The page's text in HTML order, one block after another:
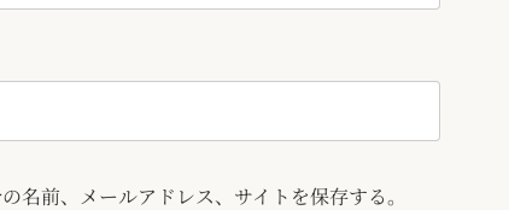
名前、メールアドレス、サイトを保存する。